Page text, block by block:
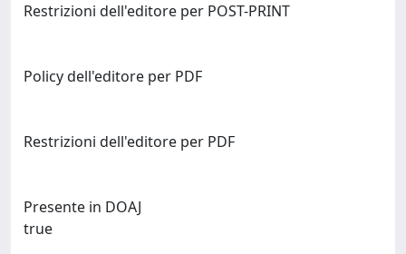
Restrizioni dell'editore per POST-PRINT
Policy dell'editore per PDF
Restrizioni dell'editore per PDF
Presente in DOAJ